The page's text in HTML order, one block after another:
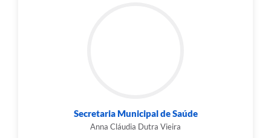
Secretaria Municipal de Saúde
Anna Cláudia Dutra Vieira